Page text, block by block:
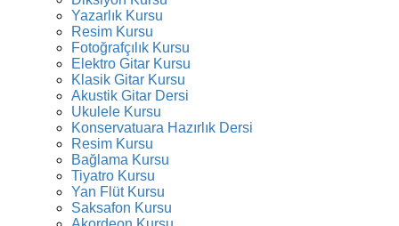
Yazarlık Kursu
Resim Kursu
Fotoğrafçılık Kursu
Elektro Gitar Kursu
Klasik Gitar Kursu
Akustik Gitar Dersi
Ukulele Kursu
Konservatuara Hazırlık Dersi
Resim Kursu
Bağlama Kursu
Tiyatro Kursu
Yan Flüt Kursu
Saksafon Kursu